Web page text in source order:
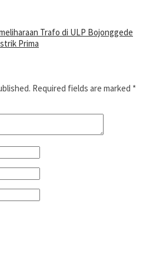
Trafo di ULP Bojonggede
Prima
Required fields are marked *